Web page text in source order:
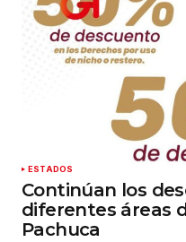
ESTADOS
Continúan los
diferentes áreas
Pachuca